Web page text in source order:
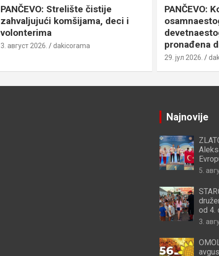
PANČEVO: Strelište čistije
zahvaljujući komšijama, deci i
volonterima
3. август 2026. dakicorama
PANČEVO:
pronađena
29. јул 2026.
Najnovije
5.
od 4.
3.